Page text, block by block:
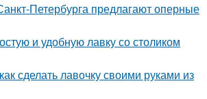
Петербурга предлагают оперные
и удобную лавку со столиком
сделать лавочку своими руками из